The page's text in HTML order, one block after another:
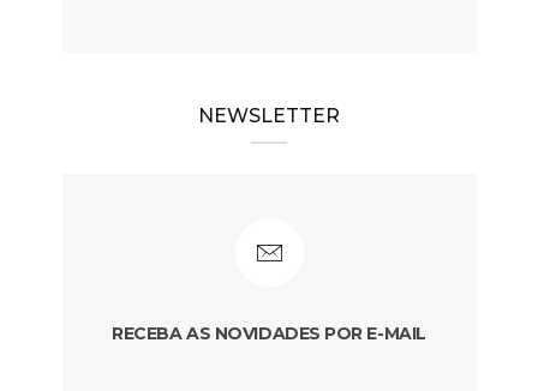
NEWSLETTER
RECEBA AS NOVIDADES POR E-MAIL